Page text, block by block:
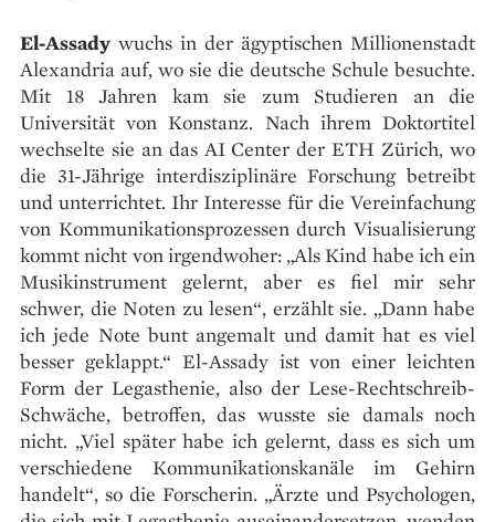
El-Assady wuchs in der ägyptischen Millionenstadt
Alexandria auf, wo sie die deutsche Schule besuchte.
Mit 18 Jahren kam sie zum Studieren an die
Universität von Konstanz. Nach ihrem Doktortitel
wechselte sie an das AI Center der ETH Zürich, wo
die 31-Jährige interdisziplinäre Forschung betreibt
und unterrichtet. Ihr Interesse für die Vereinfachung
von Kommunikationsprozessen durch Visualisierung
kommt nicht von irgendwoher: „Als Kind habe ich ein
Musikinstrument gelernt, aber es fiel mir sehr
schwer, die Noten zu lesen“, erzählt sie. „Dann habe
ich jede Note bunt angemalt und damit hat es viel
besser geklappt.“ El-Assady ist von einer leichten
Form der Legasthenie, also der Lese-Rechtschreib-
Schwäche, betroffen, das wusste sie damals noch
nicht. „Viel später habe ich gelernt, dass es sich um
verschiedene Kommunikationskanäle im Gehirn
handelt“, so die Forscherin. „Ärzte und Psychologen,